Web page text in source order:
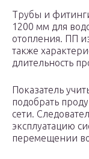
Трубы и
1200 мм для
отопления. ПП
также
длительность
Показатель
подобрать
сети.
эксплуатацию
перемещении